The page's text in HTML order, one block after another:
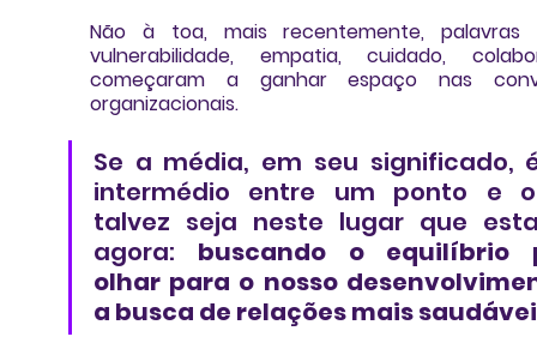
vulnerabilidade, empatia, cuidado,
começaram a ganhar espaço nas
organizacionais.
Se a média, em seu significado,
intermédio entre um ponto e
talvez seja neste lugar que
agora: buscando o equilíbrio
olhar para o nosso
a busca de relações mais